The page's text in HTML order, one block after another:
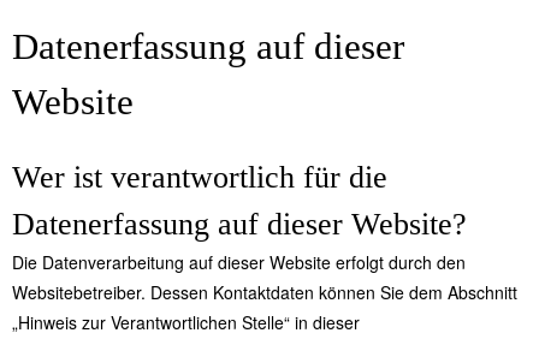
Datenerfassung auf dieser
Website
Wer ist verantwortlich für die
Datenerfassung auf dieser Website?
Die Datenverarbeitung auf dieser Website erfolgt durch den
Websitebetreiber. Dessen Kontaktdaten können Sie dem Abschnitt
„Hinweis zur Verantwortlichen Stelle“ in dieser